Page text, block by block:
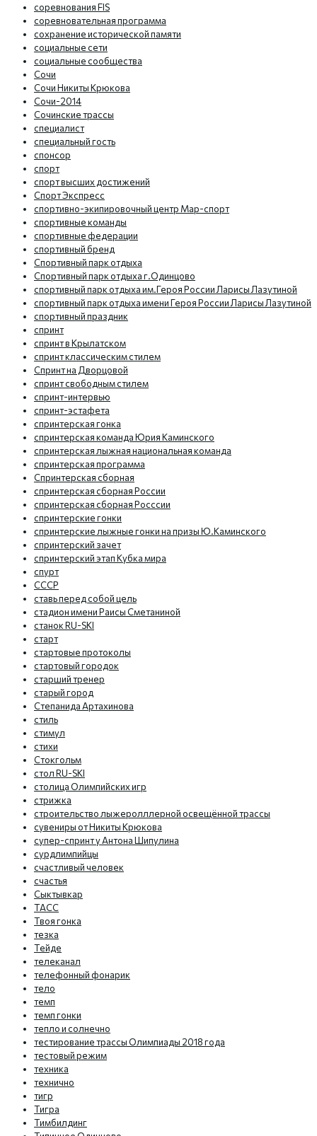
соревнования FIS
соревновательная программа
сохранение исторической памяти
социальные сети
социальные сообщества
Сочи
Сочи Никиты Крюкова
Сочи-2014
Сочинские трассы
специалист
специальный гость
спонсор
спорт
спорт высших достижений
Спорт Экспресс
спортивно-экипировочный центр Мар-спорт
спортивные команды
спортивные федерации
спортивный бренд
Спортивный парк отдыха
Спортивный парк отдыха г.Одинцово
спортивный парк отдыха им.Героя России Ларисы Лазутиной
спортивный парк отдыха имени Героя России Ларисы Лазутиной
спортивный праздник
спринт
спринт в Крылатском
спринт классическим стилем
Спринт на Дворцовой
спринт свободным стилем
спринт-интервью
спринт-эстафета
спринтерская гонка
спринтерская команда Юрия Каминского
спринтерская лыжная национальная команда
спринтерская программа
Спринтерская сборная
спринтерская сборная России
спринтерская сборная Росссии
спринтерские гонки
спринтерские лыжные гонки на призы Ю.Каминского
спринтерский зачет
спринтерский этап Кубка мира
спурт
СССР
ставь перед собой цель
стадион имени Раисы Сметаниной
станок RU-SKI
старт
стартовые протоколы
стартовый городок
старший тренер
старый город
Степанида Артахинова
стиль
стимул
стихи
Стокгольм
стол RU-SKI
столица Олимпийских игр
стрижка
строительство лыжеролллерной освещённой трассы
сувениры от Никиты Крюкова
супер-спринт у Антона Шипулина
сурдлимпийцы
счастливый человек
счастья
Сыктывкар
ТАСС
Твоя гонка
тезка
Тейде
телеканал
телефонный фонарик
тело
темп
темп гонки
тепло и солнечно
тестирование трассы Олимпиады 2018 года
тестовый режим
техника
технично
тигр
Тигра
Тимбилдинг